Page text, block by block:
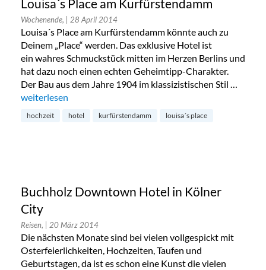
Louisa´s Place am Kurfürstendamm
Wochenende, | 28 April 2014
Louisa´s Place am Kurfürstendamm könnte auch zu
Deinem „Place“ werden. Das exklusive Hotel ist
ein wahres Schmuckstück mitten im Herzen Berlins und
hat dazu noch einen echten Geheimtipp-Charakter.
Der Bau aus dem Jahre 1904 im klassizistischen Stil …
„Louisa´s Place am Kurfürstendamm“
weiterlesen
hochzeit hotel kurfürstendamm louisa´s place
Buchholz Downtown Hotel in Kölner
City
Reisen, | 20 März 2014
Die nächsten Monate sind bei vielen vollgespickt mit
Osterfeierlichkeiten, Hochzeiten, Taufen und
Geburtstagen, da ist es schon eine Kunst die vielen